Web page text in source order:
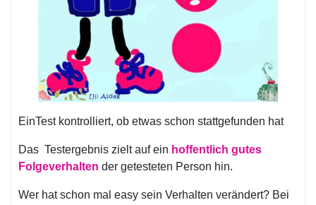
EinTest kontrolliert, ob etwas schon stattgefunden hat
Das Testergebnis zielt auf ein hoffentlich gutes
Folgeverhalten der getesteten Person hin.
Wer hat schon mal easy sein Verhalten verändert? Bei